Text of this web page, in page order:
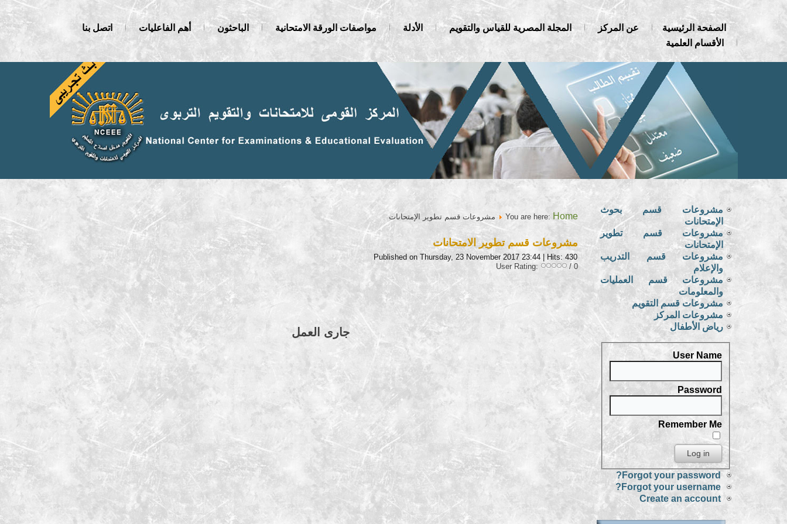
الصفحة الرئيسية عن المركز المجلة المصرية للقياس والتقويم الأدلة مواصفات الورقة الامتحانية الباحثون أهم الفاعليات
اتصل بنا
الأقسام العلمية
مشروعات قسم بحوث
الإمتحانات
مشروعات قسم تطوير
الإمتحانات
مشروعات قسم التدريب
والإعلام
مشروعات قسم العمليات
والمعلومات
مشروعات قسم التقويم
مشروعات المركز
رياض الأطفال
User Name
Password
Remember Me
Forgot your password?
Forgot your username?
Create an account
You are here: Home مشروعات قسم تطوير الإمتحانات
مشروعات قسم تطوير الامتحانات
Published on Thursday, 23 November 2017 23:44 | Hits: 430
User Rating:
/ 0
جارى العمل